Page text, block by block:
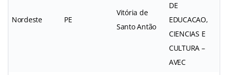
Nordeste PE
Vitória de
Santo Antão
DE
EDUCACAO,
CIENCIAS E
CULTURA –
AVEC